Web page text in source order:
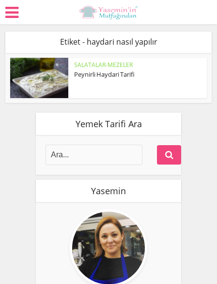
Etiket - haydari nasıl yapılır
SALATALAR-MEZELER
Peynirli Haydari Tarifi
Yemek Tarifi Ara
Yasemin